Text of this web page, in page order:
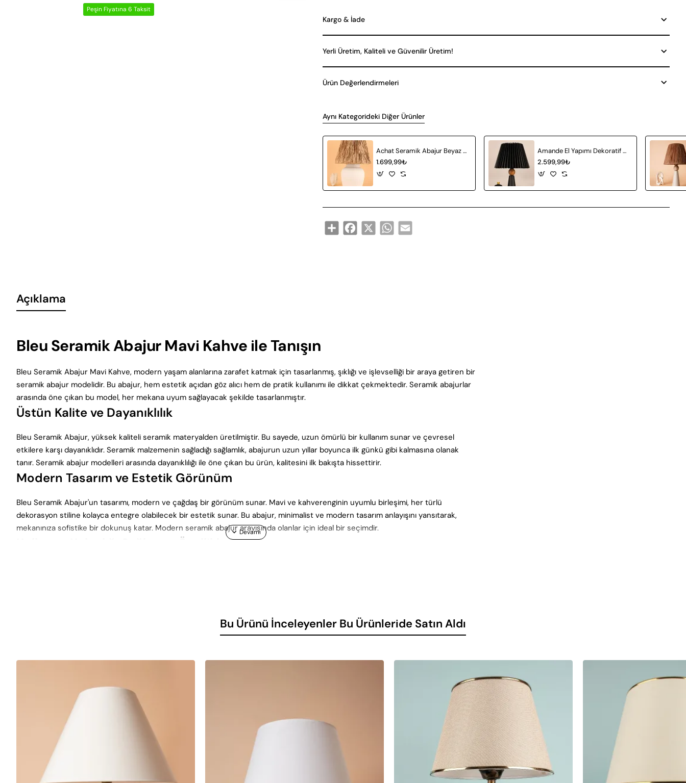
Peşin Fiyatına 6 Taksit
Kargo & İade
Yerli Üretim, Kaliteli ve Güvenilir Üretim!
Ürün Değerlendirmeleri
Aynı Kategorideki Diğer Ürünler
Achat Seramik Abajur Beyaz Hasır
1.699,99₺
Amande El Yapımı Dekoratif Seramik Abajur Siyah
2.599,99₺
Share Facebook
X WhatsApp
Email
Açıklama
Bleu Seramik Abajur Mavi Kahve ile Tanışın
Bleu Seramik Abajur Mavi Kahve, modern yaşam alanlarına zarafet katmak için tasarlanmış, şıklığı ve işlevselliği bir araya getiren bir
seramik abajur modelidir. Bu abajur, hem estetik açıdan göz alıcı hem de pratik kullanımı ile dikkat çekmektedir. Seramik abajurlar
arasında öne çıkan bu model, her mekana uyum sağlayacak şekilde tasarlanmıştır.
Üstün Kalite ve Dayanıklılık
Bleu Seramik Abajur, yüksek kaliteli seramik materyalden üretilmiştir. Bu sayede, uzun ömürlü bir kullanım sunar ve çevresel
etkilere karşı dayanıklıdır. Seramik malzemenin sağladığı sağlamlık, abajurun uzun yıllar boyunca ilk günkü gibi kalmasına olanak
tanır. Seramik abajur modelleri arasında dayanıklılığı ile öne çıkan bu ürün, kalitesini ilk bakışta hissettirir.
Modern Tasarım ve Estetik Görünüm
Bleu Seramik Abajur'un tasarımı, modern ve çağdaş bir görünüm sunar. Mavi ve kahverenginin uyumlu birleşimi, her türlü
dekorasyon stiline kolayca entegre olabilecek bir estetik sunar. Bu abajur, minimalist ve modern tasarım anlayışını yansıtarak,
mekanınıza sofistike bir dokunuş katar. Modern seramik abajur arayışında olanlar için ideal bir seçimdir.
Kullanım Kolaylığı Sağlayan Özellikler
Geniş Kullanım Alanı: Bleu Seramik Abajur, salonlar, yatak odaları, çalışma odaları gibi birçok farklı mekanda kullanılabilir.
Kolay Bakım: Seramik yüzeyi sayesinde kolayca temizlenebilir ve bakım gerektirmez.
Bleu Seramik Abajur'un Teknik Özellikleri
Yüksek Kaliteli Seramik
Bu Ürünü İnceleyenler Bu Ürünleride Satın Aldı